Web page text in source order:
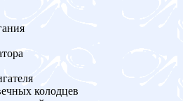
колодцев